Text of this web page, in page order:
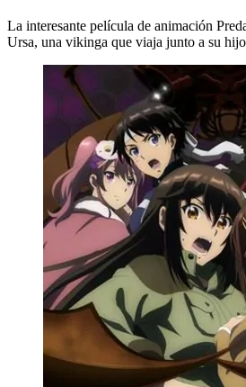
La interesante película de animación
Ursa, una vikinga que viaja junto a su